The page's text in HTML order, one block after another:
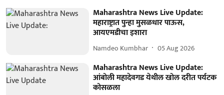
Maharashtra News Live Update:
महाराष्ट्रात पुन्हा मुसळधार पाऊस,
आयएमडीचा इशारा
Namdeo Kumbhar 05 Aug 2026
Maharashtra News Live Update:
आंबोली महादेवगड येथील खोल दरीत पर्यटक
कोसळला